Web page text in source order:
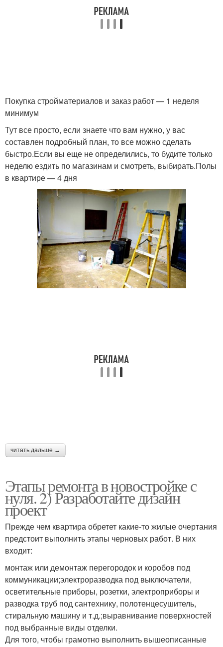
Квартиры под
Новая квартира Квартиры в старом
Покупка стройматериалов и заказ работ — 1 неделя
минимум
Тут все просто, если знаете что вам нужно, у вас
составлен подробный план, то все можно сделать
быстро.Если вы еще не определились, то будите только
неделю ездить по магазинам и смотреть, выбирать.Полы
в квартире — 4 дня
читать дальше →
Этапы ремонта в новостройке с
нуля. 2) Разработайте дизайн
проект
Прежде чем квартира обретет какие-то жилые очертания
предстоит выполнить этапы черновых работ. В них
входит:
монтаж или демонтаж перегородок и коробов под
коммуникации;электроразводка под выключатели,
осветительные приборы, розетки, электроприборы и
разводка труб под сантехнику, полотенцесушитель,
стиральную машину и т.д.;выравнивание поверхностей
под выбранные виды отделки.
Для того, чтобы грамотно выполнить вышеописанные